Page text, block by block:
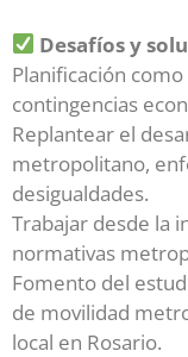
Desafíos y
Planificación
contingencias
Replantear el
metropolitano,
desigualdades.
Trabajar desde la
normativas
Fomento del
de movilidad
local en Rosario.